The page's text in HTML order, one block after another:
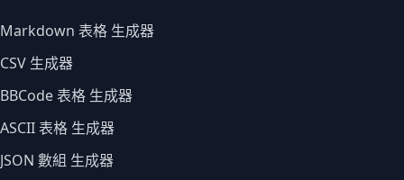
Markdown 表格 生成器
CSV 生成器
BBCode 表格 生成器
ASCII 表格 生成器
JSON 數組 生成器